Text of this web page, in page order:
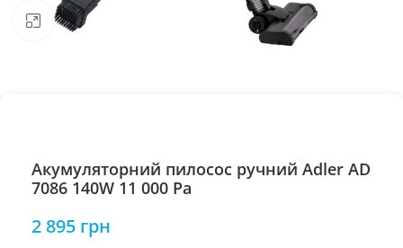
Натисніть, щоб збільшити
Акумуляторний пилосос ручний Adler AD
7086 140W 11 000 Pa
2 895 грн